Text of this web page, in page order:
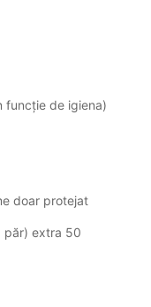
funcție de igiena)
doar protejat
păr) extra 50